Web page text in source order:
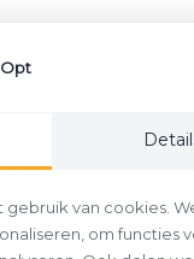
gebruik van cookies.
om functies